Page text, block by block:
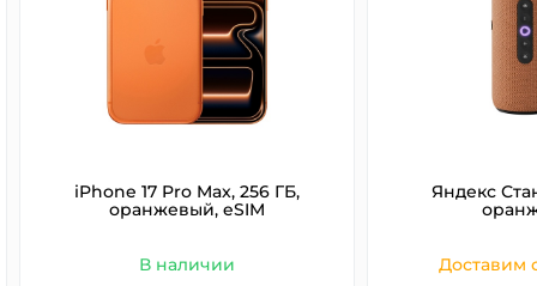
iPhone 17 Pro Max, 256 ГБ,
оранжевый, eSIM
В наличии
Яндекс
Доставим